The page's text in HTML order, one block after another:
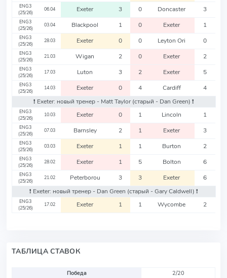
ENG3
(25/26)
06.04 Exeter 3 0 Doncaster 3
ENG3
(25/26)
03.04 Blackpool 1 0 Exeter 1
ENG3
(25/26)
28.03 Exeter 0 0 Leyton Ori 0
ENG3
(25/26)
21.03 Wigan 2 0 Exeter 2
ENG3
(25/26)
17.03 Luton 3 2 Exeter 5
ENG3
(25/26)
14.03 Exeter 0 4 Cardiff
4
❗️ Exeter: новый тренер - Matt Taylor(старый - Dan Green) ❗️
ENG3
(25/26)
10.03 Exeter 0 1 Lincoln 1
ENG3
(25/26)
07.03 Barnsley 2 1 Exeter 3
ENG3
(25/26)
03.03 Exeter 1 1 Burton 2
ENG3
(25/26)
28.02 Exeter 1 5 Bolton 6
ENG3
(25/26)
21.02 Peterborou 3 3 Exeter
6
❗️ Exeter: новый тренер - Dan Green (старый - Gary Caldwell) ❗️
ENG3
(25/26)
17.02 Exeter 1 1 Wycombe 2
ТАБЛИЦА СТАВОК
Победа
2/20